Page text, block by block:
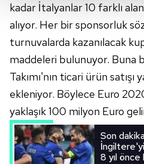
Her halükârda, kullanıcılar, bu
takdirde, kullanıcılara hedefli
gösterilmeyecektir."
Sitemizde kendimize ve
kullanılmaktadır. Bu çerezler
verileriniz işlenmekte olup
toplumu hizmetlerinin
kullanılmaktadır. Diğer
kılınması ve kişiselleştirilmesi
kadar İtalyanlar 10 farklı
alıyor. Her bir sponsorluk
turnuvalarda kazanılacak
maddeleri bulunuyor. Buna
Takımı'nın ticari ürün satışı
ekleniyor. Böylece Euro
yaklaşık 100 milyon Euro
Son
8 yıl